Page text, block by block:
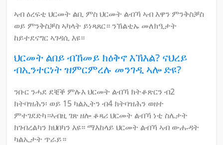
ኣብ ዕረፍቲ ህርመት ልቢ ምስ ህርመት ልብኻ ኣብ እዋን ምንቅስቓስ
ወይ ምንቅስቓስ ኣካላት ይነጻጸር። ንኽልቲኡ መለክዒታት
ከይተደናግር ኣገዳሲ እዩ።
ህርመት ልበይ ብኸመይ ክዕቅኖ እኽእል? ናህረይ
ብኢንተርነት ዝምርምረሉ መንገዲ ኣሎ ድዩ?
ንቡር ንሓደ ደቒቕ ምሉእ ህርመት ልብኻ ክትቆጽርን ብ2
ክትባዝሕን፡ ወይ 15 ካልኢትን ብ4 ክትባዝሕን ወዘተ
ምተገደድካ።ኣብዚ ገጽ ዘሎ ቆጻሪ ህርመት ልብኻ ነቲ ስሌታት
ክገብረልካን ክህበካን እዩ። ማእከላይ ህርመት ልብኻ ኣብ ውሑዳት
ካልኢታት ጥራይ።